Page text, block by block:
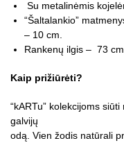
Su metalinėmis
“Šaltalankio”
– 10 cm.
Rankenų ilgis – 73
Kaip prižiūrėti?
“kARTu” kolekcijoms
galvijų
odą. Vien žodis natūrali